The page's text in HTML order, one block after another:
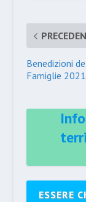
Benedizioni
Famiglie 2021
ESSERE